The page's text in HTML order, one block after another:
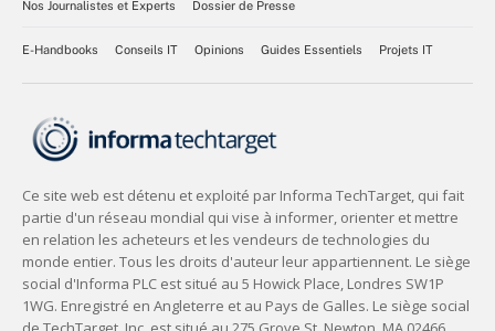
Nos Journalistes et Experts
Dossier de Presse
E-Handbooks Conseils IT Opinions Guides Essentiels Projets IT